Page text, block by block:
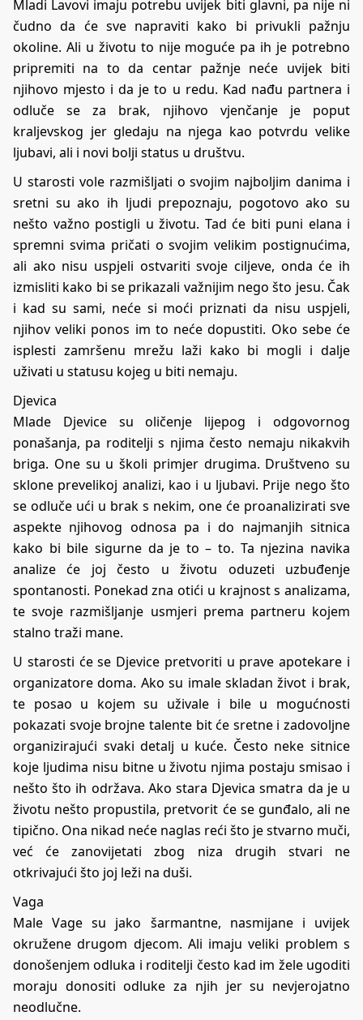
Mladi Lavovi imaju potrebu uvijek biti glavni, pa nije ni
čudno da će sve napraviti kako bi privukli pažnju
okoline. Ali u životu to nije moguće pa ih je potrebno
pripremiti na to da centar pažnje neće uvijek biti
njihovo mjesto i da je to u redu. Kad nađu partnera i
odluče se za brak, njihovo vjenčanje je poput
kraljevskog jer gledaju na njega kao potvrdu velike
ljubavi, ali i novi bolji status u društvu.
U starosti vole razmišljati o svojim najboljim danima i
sretni su ako ih ljudi prepoznaju, pogotovo ako su
nešto važno postigli u životu. Tad će biti puni elana i
spremni svima pričati o svojim velikim postignućima,
ali ako nisu uspjeli ostvariti svoje ciljeve, onda će ih
izmisliti kako bi se prikazali važnijim nego što jesu. Čak
i kad su sami, neće si moći priznati da nisu uspjeli,
njihov veliki ponos im to neće dopustiti. Oko sebe će
isplesti zamršenu mrežu laži kako bi mogli i dalje
uživati u statusu kojeg u biti nemaju.
Djevica
Mlade Djevice su oličenje lijepog i odgovornog
ponašanja, pa roditelji s njima često nemaju nikakvih
briga. One su u školi primjer drugima. Društveno su
sklone prevelikoj analizi, kao i u ljubavi. Prije nego što
se odluče ući u brak s nekim, one će proanalizirati sve
aspekte njihovog odnosa pa i do najmanjih sitnica
kako bi bile sigurne da je to – to. Ta njezina navika
analize će joj često u životu oduzeti uzbuđenje
spontanosti. Ponekad zna otići u krajnost s analizama,
te svoje razmišljanje usmjeri prema partneru kojem
stalno traži mane.
U starosti će se Djevice pretvoriti u prave apotekare i
organizatore doma. Ako su imale skladan život i brak,
te posao u kojem su uživale i bile u mogućnosti
pokazati svoje brojne talente bit će sretne i zadovoljne
organizirajući svaki detalj u kuće. Često neke sitnice
koje ljudima nisu bitne u životu njima postaju smisao i
nešto što ih održava. Ako stara Djevica smatra da je u
životu nešto propustila, pretvorit će se gunđalo, ali ne
tipično. Ona nikad neće naglas reći što je stvarno muči,
već će zanovijetati zbog niza drugih stvari ne
otkrivajući što joj leži na duši.
Vaga
Male Vage su jako šarmantne, nasmijane i uvijek
okružene drugom djecom. Ali imaju veliki problem s
donošenjem odluka i roditelji često kad im žele ugoditi
moraju donositi odluke za njih jer su nevjerojatno
neodlučne.